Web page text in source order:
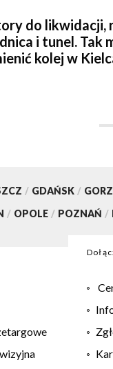
do likwidacji,
i tunel. Tak
kolej w
/ GDAŃSK /
/ OPOLE / POZNAŃ /